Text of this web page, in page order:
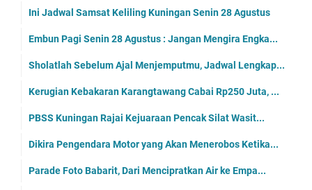
Ini Jadwal Samsat Keliling Kuningan Senin 28 Agustus
Embun Pagi Senin 28 Agustus : Jangan Mengira Engka...
Sholatlah Sebelum Ajal Menjemputmu, Jadwal Lengkap...
Kerugian Kebakaran Karangtawang Cabai Rp250 Juta, ...
PBSS Kuningan Rajai Kejuaraan Pencak Silat Wasit...
Dikira Pengendara Motor yang Akan Menerobos Ketika...
Parade Foto Babarit, Dari Mencipratkan Air ke Empa...